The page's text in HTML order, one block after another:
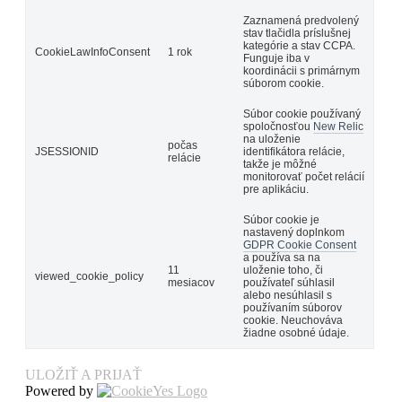
CookieLawInfoConsent 1 rok
Zaznamená predvolený
stav tlačidla príslušnej
kategórie a stav CCPA.
Funguje iba v
koordinácii s primárnym
súborom cookie.
JSESSIONID
počas
relácie
Súbor cookie používaný
spoločnosťou New Relic
na uloženie
identifikátora relácie,
takže je môžné
monitorovať počet relácií
pre aplikáciu.
viewed_cookie_policy
11
mesiacov
Súbor cookie je
nastavený doplnkom
GDPR Cookie Consent
a používa sa na
uloženie toho, či
používateľ súhlasil
alebo nesúhlasil s
používaním súborov
cookie. Neuchováva
žiadne osobné údaje.
ULOŽIŤ A PRIJAŤ
Powered by